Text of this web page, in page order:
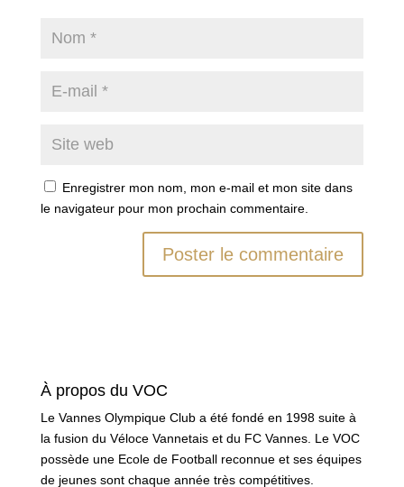
Enregistrer mon nom, mon e-mail et mon site dans
le navigateur pour mon prochain commentaire.
À propos du VOC
Le Vannes Olympique Club a été fondé en 1998 suite à
la fusion du Véloce Vannetais et du FC Vannes. Le VOC
possède une Ecole de Football reconnue et ses équipes
de jeunes sont chaque année très compétitives.